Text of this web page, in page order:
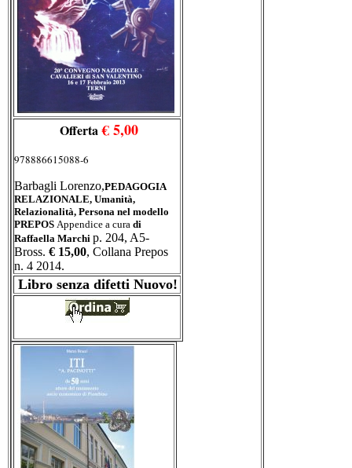
Offerta€ 5,00
978886615088-6
Barbagli Lorenzo,PEDAGOGIA
RELAZIONALE, Umanità,
Relazionalità, Persona nel modello
PREPOS Appendice a cura di
Raffaella Marchi p. 204, A5-
Bross. € 15,00, Collana Prepos
n. 4 2014.
Libro senza difetti Nuovo!